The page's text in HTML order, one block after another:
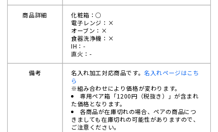
商品詳細
化粧箱：○
電子レンジ：×
オーブン：×
食器洗浄機：×
IH：-
直火：-
備考 名入れ加工対応商品です。名入れページはこち
ら
※組み合わせにより価格が変わります。
専用ペア箱「1200円（税抜き）」が含まれ
た価格となります。
各商品が在庫切れの場合、ペアの商品につ
きましても在庫切れの可能性がありますので、
ご注意ください。